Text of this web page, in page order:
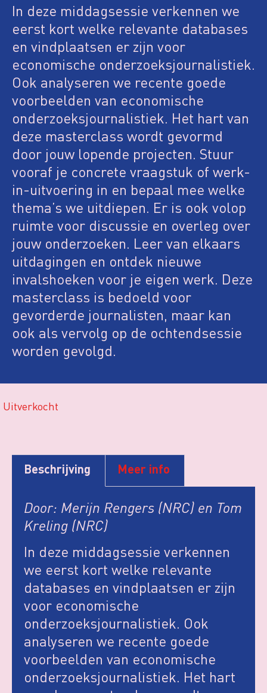
In deze middagsessie verkennen we
eerst kort welke relevante databases
en vindplaatsen er zijn voor
economische onderzoeksjournalistiek.
Ook analyseren we recente goede
voorbeelden van economische
onderzoeksjournalistiek. Het hart van
deze masterclass wordt gevormd
door jouw lopende projecten. Stuur
vooraf je concrete vraagstuk of werk-
in-uitvoering in en bepaal mee welke
thema’s we uitdiepen. Er is ook volop
ruimte voor discussie en overleg over
jouw onderzoeken. Leer van elkaars
uitdagingen en ontdek nieuwe
invalshoeken voor je eigen werk. Deze
masterclass is bedoeld voor
gevorderde journalisten, maar kan
ook als vervolg op de ochtendsessie
worden gevolgd.
Uitverkocht
Beschrijving Meer info
Door: Merijn Rengers (NRC) en Tom
Kreling (NRC)
In deze middagsessie verkennen
we eerst kort welke relevante
databases en vindplaatsen er zijn
voor economische
onderzoeksjournalistiek. Ook
analyseren we recente goede
voorbeelden van economische
onderzoeksjournalistiek. Het hart